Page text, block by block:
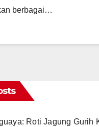
berbagai…
Roti Jagung Gurih